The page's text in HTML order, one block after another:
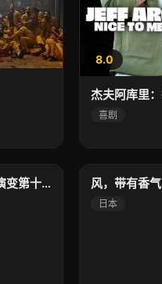
8.0
喜剧
高清犯罪心理：演变第十九季 风，带有香气
日本